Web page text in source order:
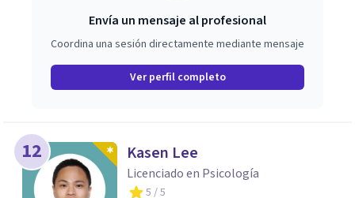
Envía un mensaje al profesional
Coordina una sesión directamente mediante mensaje
Ver perfil completo
12 Kasen Lee
Licenciado en Psicología
5 / 5